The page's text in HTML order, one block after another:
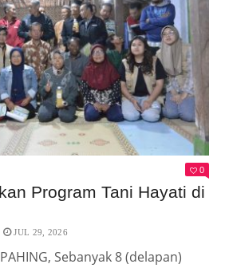
0
Program Tani Hayati di
JUL 29, 2026
Sebanyak 8 (delapan)